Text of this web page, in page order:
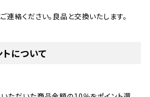
絡ください。良品と交換いたします。
について